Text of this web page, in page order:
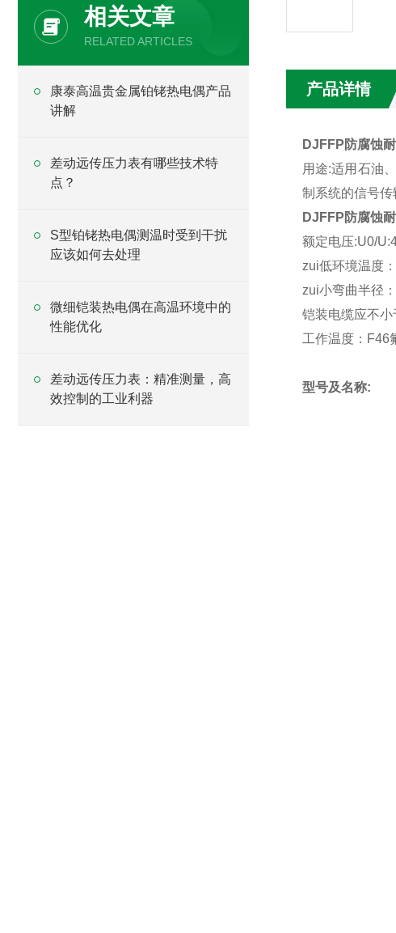
相关文章
RELATED ARTICLES
康泰高温贵金属铂铑热电偶产品
讲解
差动远传压力表有哪些技术特
点？
S型铂铑热电偶测温时受到干扰
应该如何去处理
微细铠装热电偶在高温环境中的
性能优化
差动远传压力表：精准测量，高
效控制的工业利器
产品详情
DJFFP防腐蚀
用途:适用石油
制系统的信号传
DJFFP防腐蚀
额定电压:U0/
zui低环境温度
zui小弯曲半径
铠装电缆应不小
工作温度：F46
型号及名称: